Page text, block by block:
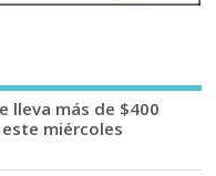
lleva más de $400
miércoles